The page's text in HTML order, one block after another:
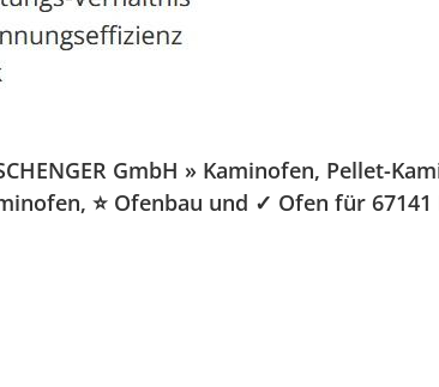
GmbH » Kaminofen, Pellet-
⭐ Ofenbau und ✓ Ofen für